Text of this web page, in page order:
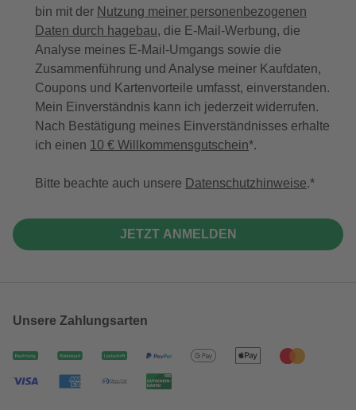
bin mit der Nutzung meiner personenbezogenen
Daten durch hagebau, die E-Mail-Werbung, die
Analyse meines E-Mail-Umgangs sowie die
Zusammenführung und Analyse meiner Kaufdaten,
Coupons und Kartenvorteile umfasst, einverstanden.
Mein Einverständnis kann ich jederzeit widerrufen.
Nach Bestätigung meines Einverständnisses erhalte
ich einen 10 € Willkommensgutschein*.
Bitte beachte auch unsere Datenschutzhinweise.
JETZT ANMELDEN
Unsere Zahlungsarten